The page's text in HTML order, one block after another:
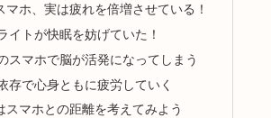
マホ、実は疲れを倍増させている！
イトが快眠を妨げていた！
スマホで脳が活発になってしまう
存で心身ともに疲労していく
スマホとの距離を考えてみよう